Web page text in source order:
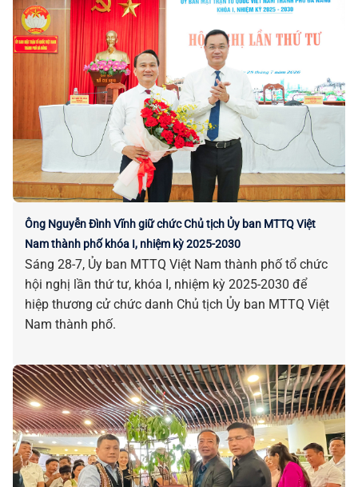
Ông Nguyễn Đình Vĩnh giữ chức Chủ tịch Ủy ban MTTQ Việt
Nam thành phố khóa I, nhiệm kỳ 2025-2030
Sáng 28-7, Ủy ban MTTQ Việt Nam thành phố tổ chức
hội nghị lần thứ tư, khóa I, nhiệm kỳ 2025-2030 để
hiệp thương cử chức danh Chủ tịch Ủy ban MTTQ Việt
Nam thành phố.